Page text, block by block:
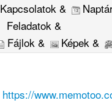
Kapcsolatok &
Feladatok &
Fájlok & Képek &
https://